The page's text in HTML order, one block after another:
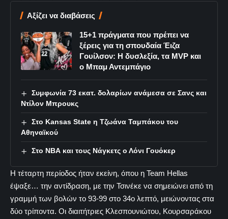
Αξίζει να διαβάσεις
15+1 πράγματα που πρέπει να
ξέρεις για τη σπουδαία Έιζα
Γουίλσον: Η δυσλεξία, τα MVP και
ο Μπαμ Αντεμπάγιο
Συμφωνία 73 εκατ. δολαρίων ανάμεσα σε Σανς και
Ντίλον Μπρουκς
Στο Kansas State η Τζωάνα Ταμπάκου του
Αθηναϊκού
Στο ΝΒΑ και τους Νάγκετς ο Λόνι Γουόκερ
Η τέταρτη περίοδος ήταν εκείνη, όπου η Team Hellas
έψαξε… την αντίδραση, με την Τσινέκε να σημειώνει από τη
γραμμή των βολών το 93-99 στο 34ο λεπτό, μειώνοντας στα
δύο τρίποντα. Οι διαιτήτριες Κλεσπουνιώτου, Κουρσαράκου